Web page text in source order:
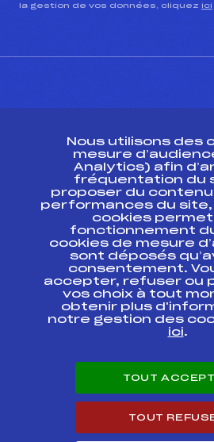
la gestion de vos données, cliquez ici
ESPACE PRESSE
Ressources
Pass’Neige
Projet sportif fédéral
Projet de performance
Antidopage
Pôle Développement,
Scientifique
Listes ministérielles
Pôle vie de l’athlète
Carrières
Nous utilisons des
mesure
Analytics) afin
fréquentation du
proposer du
performances du site,
cookies
fonctionnement
cookies de mesure
sont déposés
consentement.
accepter, refuser ou
vos choix à tout
obtenir plus
notre gestion des
ici.
TOUT
TOUT